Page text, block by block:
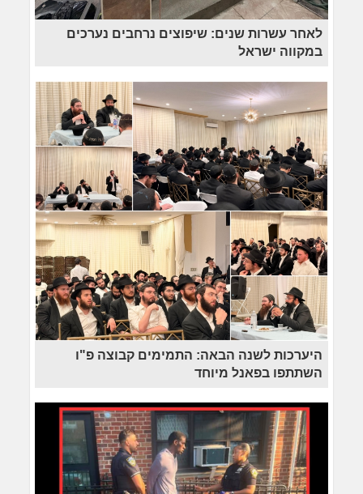
לאחר עשרות שנים: שיפוצים נרחבים נערכים
במקווה ישראל
היערכות לשנה הבאה: התמימים קבוצה פ"ו
השתתפו בפאנל מיוחד